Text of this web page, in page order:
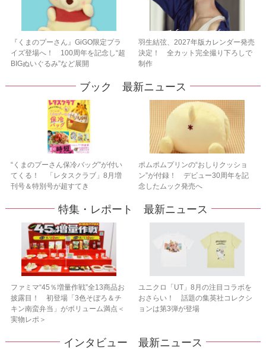
『くまのプーさん』GiGO限定プラ
イズ登場へ！ 100周年を記念し“超
BIGぬいぐるみ”など展開
羽生結弦、2027年版カレンダー発売
決定！ 全カット完全撮り下ろしで
制作
ブック 最新ニュース
“くまのプーさん保冷バッグ”が付い
てくる！ 「レタスクラブ」8月増
刊号＆特別号が超すてき
ポムポムプリンの“おしりクッショ
ン”が付録！ デビュー30周年を記
念したムック発売へ
特集・レポート 最新ニュース
ファミマ“45％増量作戦”全13商品お
披露目！ 初登場「3色そぼろ＆チ
キン南蛮弁当」がボリューム満点＜
実物レポ＞
ユニクロ「UT」8月の注目コラボを
おさらい！ 話題の集英社コレクシ
ョンは第3弾が登場
インタビュー 最新ニュース